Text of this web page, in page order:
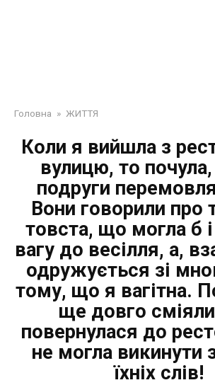
Головна » ЖИТТЯ
Коли я вийшла з
вулицю, то
подруги
Вони говорили про
товста, що могла б
вагу до весілля, а,
одружується зі
тому, що я вагітна.
ще довго
повернулася до
не могла викинути
їхніх слів!